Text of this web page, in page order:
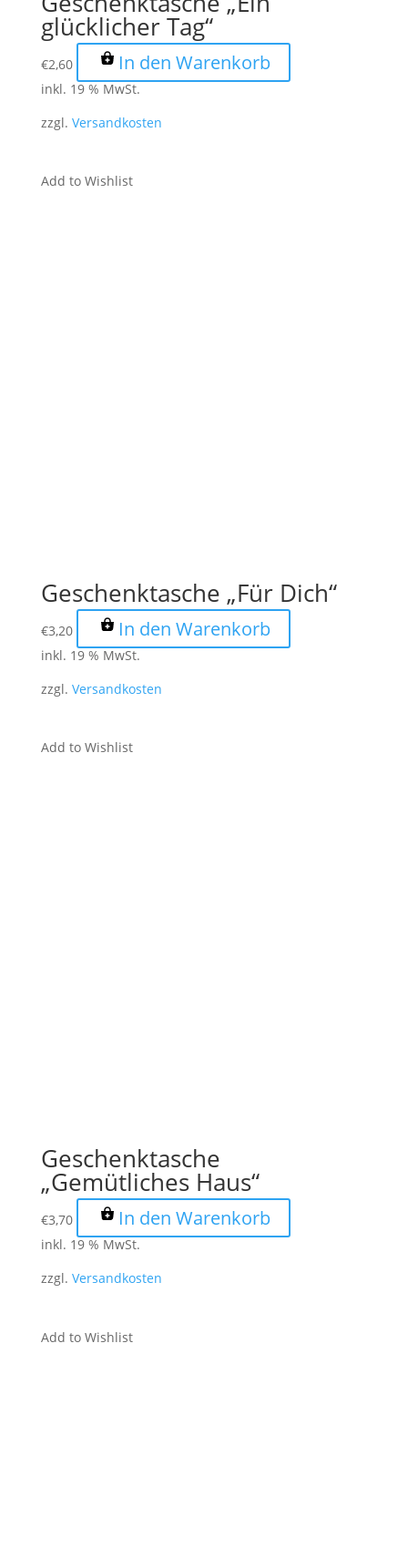
glücklicher Tag“
€2,60 In den Warenkorb
inkl. 19 % MwSt.
zzgl. Versandkosten
Add to Wishlist
Geschenktasche „Für Dich“
€3,20 In den Warenkorb
inkl. 19 % MwSt.
zzgl. Versandkosten
Add to Wishlist
Geschenktasche
„Gemütliches Haus“
€3,70 In den Warenkorb
inkl. 19 % MwSt.
zzgl. Versandkosten
Add to Wishlist